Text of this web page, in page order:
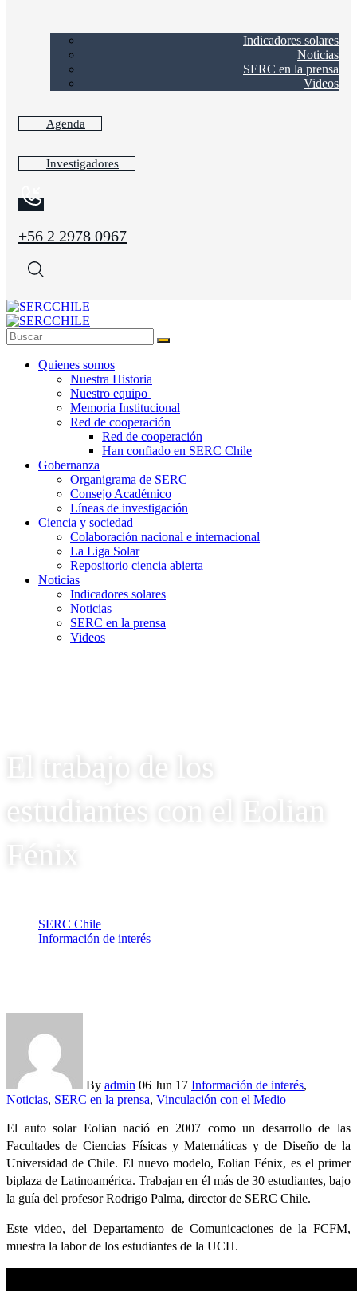
Indicadores solares
Noticias
SERC en la prensa
Videos
Agenda
Investigadores
+56 2 2978 0967
Quienes somos
Nuestra Historia
Nuestro equipo
Memoria Institucional
Red de cooperación
Red de cooperación
Han confiado en SERC Chile
Gobernanza
Organigrama de SERC
Consejo Académico
Líneas de investigación
Ciencia y sociedad
Colaboración nacional e internacional
La Liga Solar
Repositorio ciencia abierta
Noticias
Indicadores solares
Noticias
SERC en la prensa
Videos
El trabajo de los
estudiantes con el Eolian
Fénix
SERC Chile
Información de interés
By admin 06 Jun 17 Información de interés,
Noticias, SERC en la prensa, Vinculación con el Medio
El auto solar Eolian nació en 2007 como un desarrollo de las
Facultades de Ciencias Físicas y Matemáticas y de Diseño de la
Universidad de Chile. El nuevo modelo, Eolian Fénix, es el primer
biplaza de Latinoamérica. Trabajan en él más de 30 estudiantes, bajo
la guía del profesor Rodrigo Palma, director de SERC Chile.
Este video, del Departamento de Comunicaciones de la FCFM,
muestra la labor de los estudiantes de la UCH.